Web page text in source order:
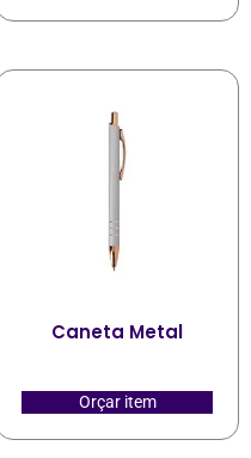
Caneta Metal
Orçar item